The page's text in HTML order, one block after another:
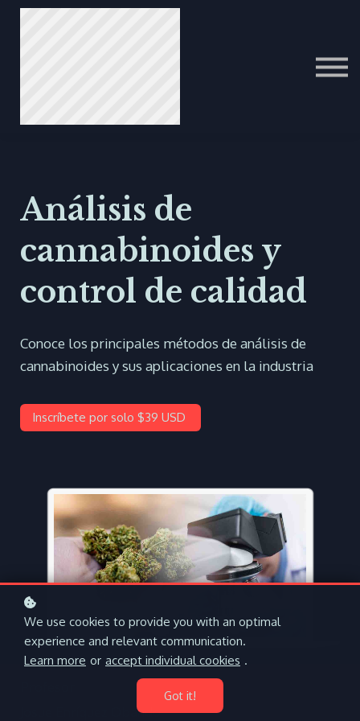
Análisis de
cannabinoides y
control de calidad
Conoce los principales métodos de análisis de
cannabinoides y sus aplicaciones en la industria
Inscríbete por solo $39 USD
Josue Enríquez Obando
We use cookies to provide you with an optimal
experience and relevant communication.
Learn more or accept individual cookies .
Got it!